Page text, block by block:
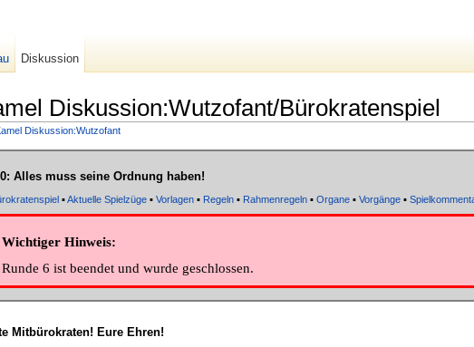
Diskussion:Wutzofant/Bürokratenspiel
Diskussion:Wutzofant
Alles muss seine Ordnung haben!
▪Aktuelle Spielzüge▪ Vorlagen▪ Regeln▪ Rahmenregeln▪ Organe▪ Vorgänge▪
Wichtiger Hinweis:
Runde 6 ist beendet und wurde geschlossen.
Mitbürokraten! Eure Ehren!
Diskussion